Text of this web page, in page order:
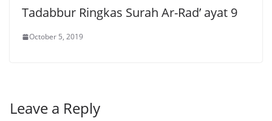
Tadabbur Ringkas Surah Ar-Rad’ ayat 9
October 5, 2019
Leave a Reply